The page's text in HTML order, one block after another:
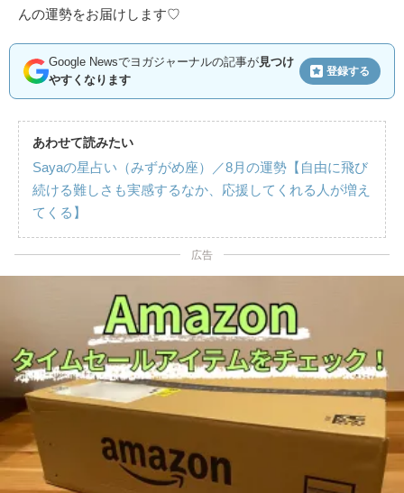
んの運勢をお届けします♡
Google Newsでヨガジャーナルの記事が見つけ
やすくなります
登録する
あわせて読みたい
Sayaの星占い（みずがめ座）／8月の運勢【自由に飛び
続ける難しさも実感するなか、応援してくれる人が増え
てくる】
広告